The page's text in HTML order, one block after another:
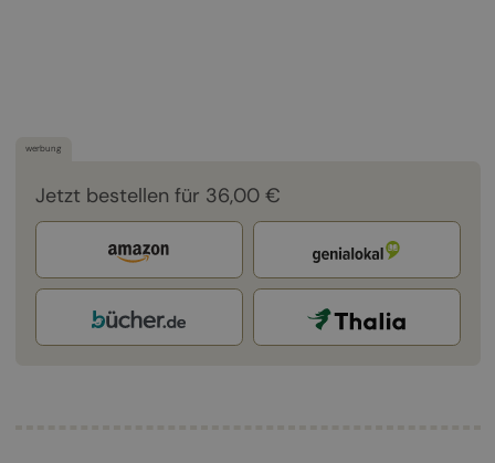
werbung
Jetzt bestellen für 36,00 €